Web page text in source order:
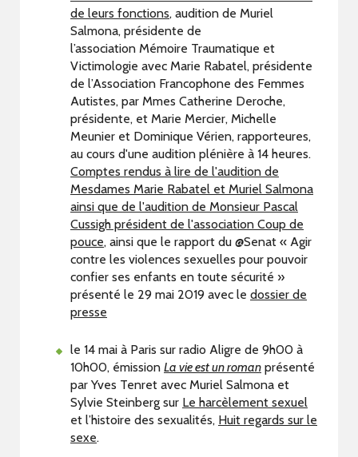
de leurs fonctions, audition de Muriel
Salmona, présidente de
l’association Mémoire Traumatique et
Victimologie avec Marie Rabatel, présidente
de l’Association Francophone des Femmes
Autistes, par Mmes Catherine Deroche,
présidente, et Marie Mercier, Michelle
Meunier et Dominique Vérien, rapporteures,
au cours d'une audition plénière à 14 heures.
Comptes rendus à lire de l'audition de
Mesdames Marie Rabatel et Muriel Salmona
ainsi que de l'audition de Monsieur Pascal
Cussigh président de l'association Coup de
pouce, ainsi que le rapport du @Senat « Agir
contre les violences sexuelles pour pouvoir
confier ses enfants en toute sécurité »
présenté le 29 mai 2019 avec le dossier de
presse
le 14 mai à Paris sur radio Aligre de 9h00 à
10h00, émission La vie est un roman présenté
par Yves Tenret avec Muriel Salmona et
Sylvie Steinberg sur Le harcèlement sexuel
et l’histoire des sexualités, Huit regards sur le
sexe.